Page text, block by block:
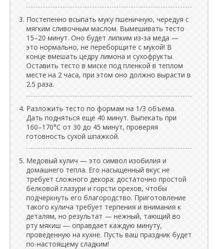
Постепенно всыпать муку пшеничную, чередуя с
мягким сливочным маслом. Вымешивать тесто
15–20 минут. Оно будет липким из-за меда —
это нормально, не переборщите с мукой! В
конце вмешать цедру лимона и сухофрукты.
Оставить тесто в миске под пленкой в теплом
месте на 2 часа, при этом оно должно вырасти в
2.5 раза.
Разложить тесто по формам на 1/3 объема.
Дать подняться еще 40 минут. Выпекать при
160–170°C от 30 до 45 минут, проверяя
готовность сухой шпажкой.
Медовый кулич — это символ изобилия и
домашнего тепла. Его насыщенный вкус не
требует сложного декора: достаточно простой
белковой глазури и горсти орехов, чтобы
подчеркнуть его благородство. Приготовление
такого кулича требует терпения и внимания к
деталям, но результат — нежный, тающий во
рту мякиш — оправдает каждую минуту,
проведенную на кухне. Пусть ваш праздник будет
по-настоящему сладким!